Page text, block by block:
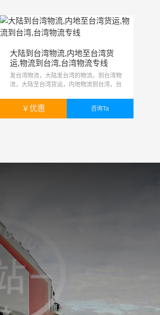
大陆到台湾物流,内地至台湾货
运,物流到台湾,台湾物流专线
发台湾物流，大陆发台湾的物流，到台湾物
流，大陆至台湾货运，内地物流到台湾，台
任何单证，我们统一报关，统
￥优惠 咨询Ta